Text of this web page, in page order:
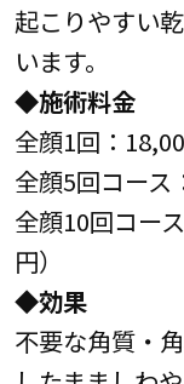
起こりやすい
います。
◆施術料金
全顔1回：
全顔5回コース
全顔10回コー
円）
◆効果
不要な角質・